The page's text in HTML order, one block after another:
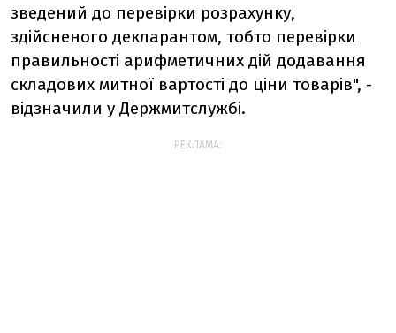
зведений до перевірки розрахунку,
здійсненого декларантом, тобто перевірки
правильності арифметичних дій додавання
складових митної вартості до ціни товарів", -
відзначили у Держмитслужбі.
РЕКЛАМА: